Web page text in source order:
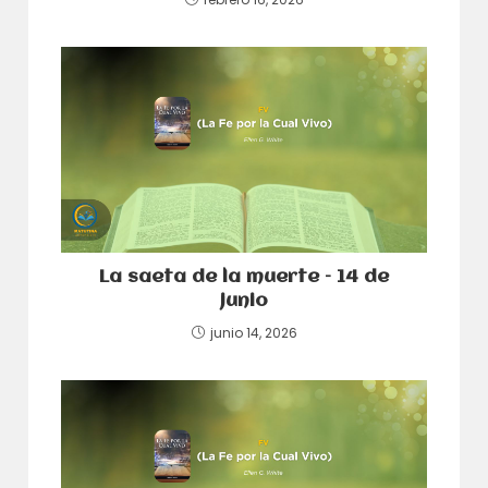
La saeta de la muerte – 14 de
junio
junio 14, 2026